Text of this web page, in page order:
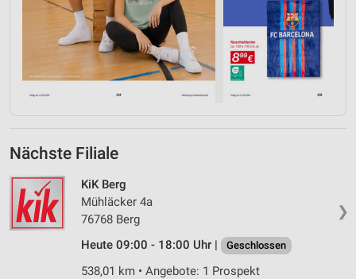
Nächste Filiale
❯
KiK Berg
Mühläcker 4a
76768 Berg
Heute 09:00 - 18:00 Uhr |
Geschlossen
538,01 km • Angebote: 1 Prospekt